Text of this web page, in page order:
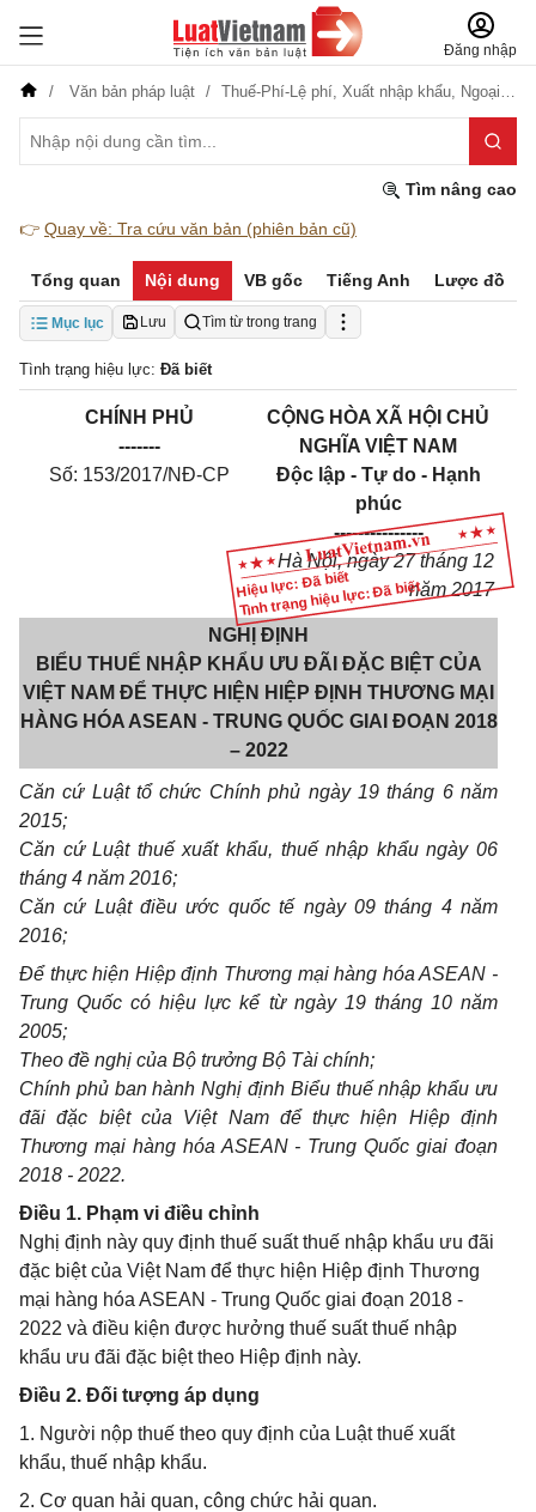
Đăng nhập
Văn bản pháp luật Thuế-Phí-Lệ phí, Xuất nhập khẩu, Ngoại giao
Tìm nâng cao
👉 Quay về: Tra cứu văn bản (phiên bản cũ)
Tổng quan Nội dung VB gốc Tiếng Anh Lược đồ
Mục lục Lưu Tìm từ trong trang
Tình trạng hiệu lực: Đã biết
Hiệu lực: Đã biết
Tình trạng hiệu lực: Đã biết
CHÍNH PHỦ
-------
Số: 153/2017/NĐ-CP
CỘNG HÒA XÃ HỘI CHỦ
NGHĨA VIỆT NAM
Độc lập - Tự do - Hạnh
phúc
---------------
Hà Nội, ngày 27 tháng 12
năm 2017
NGHỊ ĐỊNH
BIỂU THUẾ NHẬP KHẨU ƯU ĐÃI ĐẶC BIỆT CỦA
VIỆT NAM ĐỂ THỰC HIỆN HIỆP ĐỊNH THƯƠNG MẠI
HÀNG HÓA ASEAN - TRUNG QUỐC GIAI ĐOẠN 2018
– 2022
Căn cứ Luật tổ chức Chính phủ ngày 19 tháng 6 năm
2015;
Căn cứ Luật thuế xuất khẩu, thuế nhập khẩu ngày 06
tháng 4 năm 2016;
Căn cứ Luật điều ước quốc tế ngày 09 tháng 4 năm
2016;
Để thực hiện Hiệp định Thương mại hàng hóa ASEAN -
Trung Quốc có hiệu lực kể từ ngày 19 tháng 10 năm
2005;
Theo đề nghị của Bộ trưởng Bộ Tài chính;
Chính phủ ban hành Nghị định Biểu thuế nhập khẩu ưu
đãi đặc biệt của Việt Nam để thực hiện Hiệp định
Thương mại hàng hóa ASEAN - Trung Quốc giai đoạn
2018 - 2022.
Điều 1. Phạm vi điều chỉnh
Nghị định này quy định thuế suất thuế nhập khẩu ưu đãi
đặc biệt của Việt Nam để thực hiện Hiệp định Thương
mại hàng hóa ASEAN - Trung Quốc giai đoạn 2018 -
2022 và điều kiện được hưởng thuế suất thuế nhập
khẩu ưu đãi đặc biệt theo Hiệp định này.
Điều 2. Đối tượng áp dụng
1. Người nộp thuế theo quy định của Luật thuế xuất
khẩu, thuế nhập khẩu.
2. Cơ quan hải quan, công chức hải quan.